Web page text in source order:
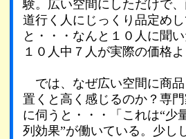
験。広い空間にしただけで
道行く人にじっくり品定め
と・・・なんと１０人に聞
１０人中７人が実際の価格
では、なぜ広い空間に商品
置くと高く感じるのか？専
に伺うと・・・「これは“少
列効果”が働いている。少し